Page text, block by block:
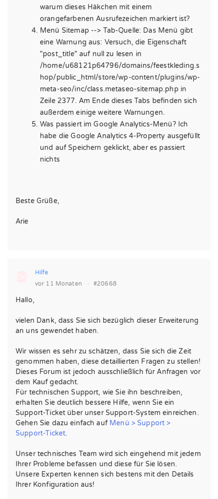
warum dieses Häkchen mit einem
orangefarbenen Ausrufezeichen markiert ist?
Menü Sitemap --> Tab-Quelle: Das Menü gibt
eine Warnung aus: Versuch, die Eigenschaft
"post_title" auf null zu lesen in
/home/u68121p64796/domains/feestkleding.s
hop/public_html/store/wp-content/plugins/wp-
meta-seo/inc/class.metaseo-sitemap.php in
Zeile 2377. Am Ende dieses Tabs befinden sich
außerdem einige weitere Warnungen.
Was passiert im Google Analytics-Menü? Ich
habe die Google Analytics 4-Property ausgefüllt
und auf Speichern geklickt, aber es passiert
nichts
Beste Grüße,
Arie
Hilfe
vor 11 Monaten
· #20668
Hallo,
vielen Dank, dass Sie sich bezüglich dieser Erweiterung
an uns gewendet haben.
Wir wissen es sehr zu schätzen, dass Sie sich die Zeit
genommen haben, diese detaillierten Fragen zu stellen!
Dieses Forum ist jedoch ausschließlich für Anfragen vor
dem Kauf gedacht.
Für technischen Support, wie Sie ihn beschreiben,
erhalten Sie deutlich bessere Hilfe, wenn Sie ein
Support-Ticket über unser Support-System einreichen.
Gehen Sie dazu einfach auf Menü > Support >
Support-Ticket.
Unser technisches Team wird sich eingehend mit jedem
Ihrer Probleme befassen und diese für Sie lösen.
Unsere Experten kennen sich bestens mit den Details
Ihrer Konfiguration aus!